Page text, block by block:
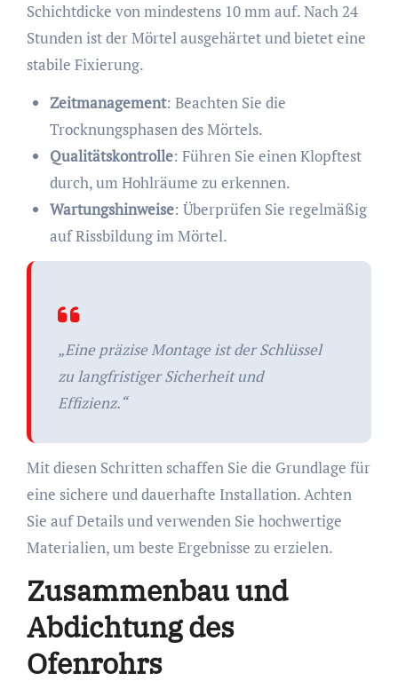
Schichtdicke von mindestens 10 mm auf. Nach 24
Stunden ist der Mörtel ausgehärtet und bietet eine
stabile Fixierung.
Zeitmanagement: Beachten Sie die
Trocknungsphasen des Mörtels.
Qualitätskontrolle: Führen Sie einen Klopftest
durch, um Hohlräume zu erkennen.
Wartungshinweise: Überprüfen Sie regelmäßig
auf Rissbildung im Mörtel.
„Eine präzise Montage ist der Schlüssel
zu langfristiger Sicherheit und
Effizienz.“
Mit diesen Schritten schaffen Sie die Grundlage für
eine sichere und dauerhafte Installation. Achten
Sie auf Details und verwenden Sie hochwertige
Materialien, um beste Ergebnisse zu erzielen.
Zusammenbau und
Abdichtung des
Ofenrohrs